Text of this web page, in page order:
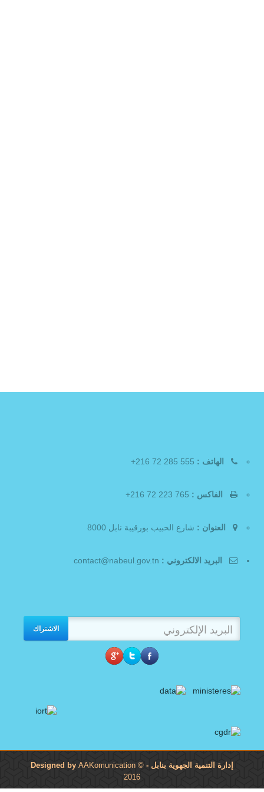
الهاتف :
الفاكس :
العنوان : شارع الحبيب بورقيبة نابل 8000
البريد الالكتروني :
الاشتراك
إدارة التنمية الجهوية بنابل - Designed by
AAKomunication ©
2016